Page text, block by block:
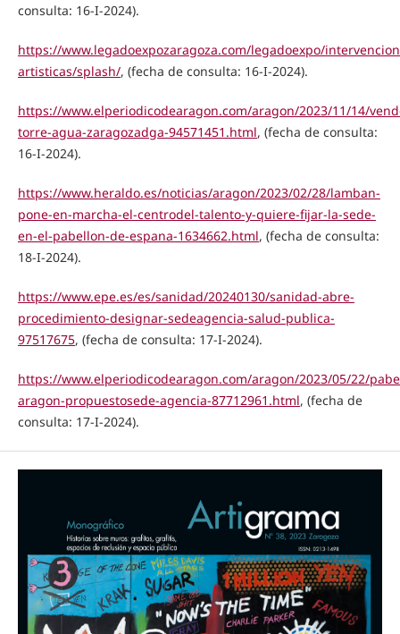
consulta: 16-I-2024).
https://www.legadoexpozaragoza.com/legadoexpo/
artisticas/splash/, (fecha de consulta: 16-I-2024).
https://www.elperiodicodearagon.com/aragon/2023/11/14/
torre-agua-zaragozadga-94571451.html, (fecha de consulta:
16-I-2024).
https://www.heraldo.es/noticias/aragon/2023/02/28/lamban-
pone-en-marcha-el-centrodel-talento-y-quiere-fijar-la-sede-
en-el-pabellon-de-espana-1634662.html, (fecha de consulta:
18-I-2024).
https://www.epe.es/es/sanidad/20240130/sanidad-abre-
procedimiento-designar-sedeagencia-salud-publica-
97517675, (fecha de consulta: 17-I-2024).
https://www.elperiodicodearagon.com/aragon/2023/05/22/
aragon-propuestosede-agencia-87712961.html, (fecha de
consulta: 17-I-2024).